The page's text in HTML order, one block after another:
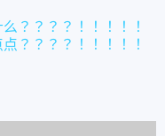
？？？？！！！！！
？？？？！！！！！